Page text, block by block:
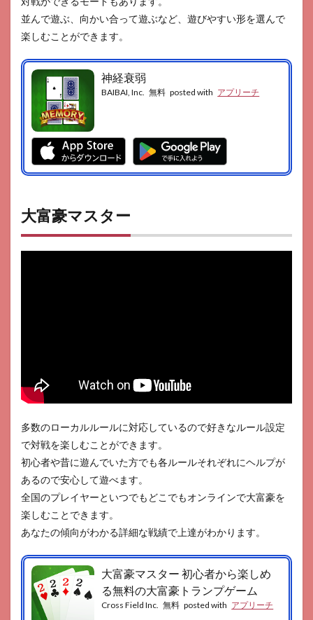
並んで遊ぶ、向かい合って遊ぶなど、遊びやすい形を選んで
楽しむことができます。
神経衰弱
BAIBAI, Inc. 無料 posted with アプリーチ
大富豪マスター
多数のローカルルールに対応しているので好きなルール設定
で対戦を楽しむことができます。
初心者や昔に遊んでいた方でも各ルールそれぞれにヘルプが
あるので安心して遊べます。
全国のプレイヤーといつでもどこでもオンラインで大富豪を
楽しむことできます。
あなたの傾向がわかる詳細な戦績で上達がわかります。
大富豪マスター 初心者から楽しめ
る無料の大富豪トランプゲーム
Cross Field Inc. 無料 posted with アプリーチ